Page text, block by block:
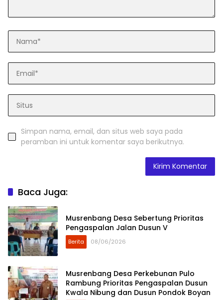
Simpan nama, email, dan situs web saya pada
peramban ini untuk komentar saya berikutnya.
Baca Juga:
Musrenbang Desa Sebertung Prioritas
Pengaspalan Jalan Dusun V
Berita 08/06/2026
Musrenbang Desa Perkebunan Pulo
Rambung Prioritas Pengaspalan Dusun
Kwala Nibung dan Dusun Pondok Boyan